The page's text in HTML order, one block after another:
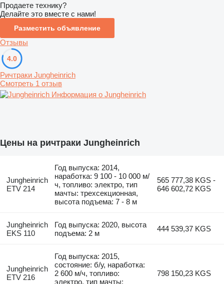
Продаете технику?
Делайте это вместе с нами!
Разместить объявление
Отзывы
4.0
Ричтраки Jungheinrich
Смотреть 1 отзыв
Информация о Jungheinrich
Цены на ричтраки Jungheinrich
Jungheinrich
ETV 214
Год выпуска: 2014,
наработка: 9 100 - 10 000 м/
ч, топливо: электро, тип
мачты: трехсекционная,
высота подъема: 7 - 8 м
565 777,38 KGS -
646 602,72 KGS
Jungheinrich
EKS 110
Год выпуска: 2020, высота
подъема: 2 м
444 539,37 KGS
Jungheinrich
ETV 216
Год выпуска: 2015,
состояние: б/у, наработка:
2 600 м/ч, топливо:
электро, тип мачты:
798 150,23 KGS